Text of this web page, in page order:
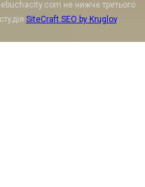
не нижче третього
SiteCraft SEO by Kruglov.